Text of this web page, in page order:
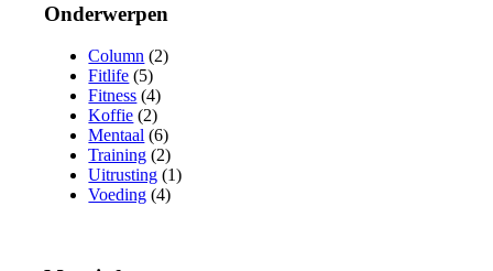
Onderwerpen
Column (2)
Fitlife (5)
Fitness (4)
Koffie (2)
Mentaal (6)
Training (2)
Uitrusting (1)
Voeding (4)